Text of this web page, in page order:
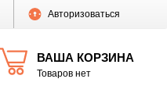
Авторизоваться
ВАША КОРЗИНА
Товаров нет